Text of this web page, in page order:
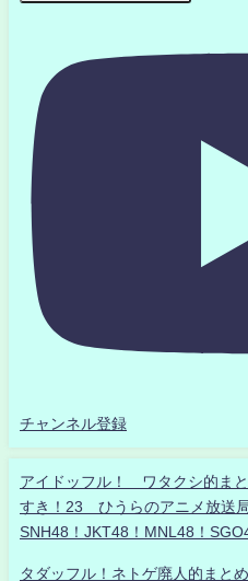
チャンネル登録
アイドッフル！ ワタクシ的ま
すき！23 ひうらのアニメ放送
SNH48！JKT48！MNL48！
タダッフル！ネトゲ廃人的まと